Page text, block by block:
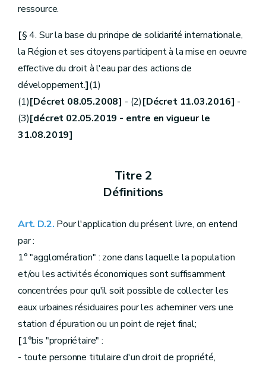
Sous-section 1re. Dispositions générales
[Décret 08.05.2008]
Art.
[D.233bis.
Art.[D.233bis - 1.
Sous-section
[Décret 08.05.2008]
Art.[D.233bis - 2.
Art.[D.233bis - 3.
Sous-section
[Décret 08.05.2008]
[D.233bis - 6.
Sous-section [4.
[Décret 08.05.2008]
Art.[D.233bis - 8.
Art.[D.233 bis - 9.
[Décret 08.05.2008]
Art. [D.233bis - 10.
Section2. Fonds social de l'eau
Sous-section 1 . Dispositions générales
Art.D.234.
Art.D.235.
Art.D.236.
Sous-section 2.
- Mécanisme financier
Art.D.237.
Art.D.238.
ressource.
[§ 4. Sur la base du principe de solidarité internationale,
la Région et ses citoyens participent à la mise en oeuvre
effective du droit à l'eau par des actions de
développement.](1)
(1)[Décret 08.05.2008] - (2)[Décret 11.03.2016] -
(3)[décret 02.05.2019 - entre en vigueur le
31.08.2019]
Titre 2
Définitions
Art. D.2. Pour l'application du présent livre, on entend
par :
1° "agglomération" : zone dans laquelle la population
et/ou les activités économiques sont suffisamment
concentrées pour qu'il soit possible de collecter les
eaux urbaines résiduaires pour les acheminer vers une
station d'épuration ou un point de rejet final;
[1°bis "propriétaire" :
- toute personne titulaire d'un droit de propriété,